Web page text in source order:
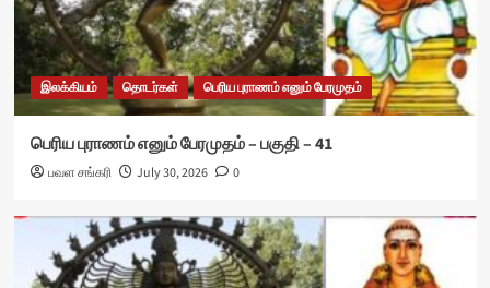
இலக்கியம் தொடர்கள் பெரிய புராணம் எனும் பேரமுதம்
பெரிய புராணம் எனும் பேரமுதம் – பகுதி – 41
பவள சங்கரி July 30, 2026 0